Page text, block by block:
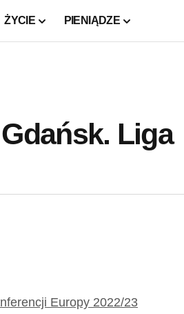
ŻYCIE PIENIĄDZE
Liga
Europy 2022/23